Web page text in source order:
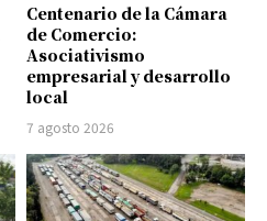
Centenario de la Cámara
de Comercio:
Asociativismo
empresarial y desarrollo
local
7 agosto 2026